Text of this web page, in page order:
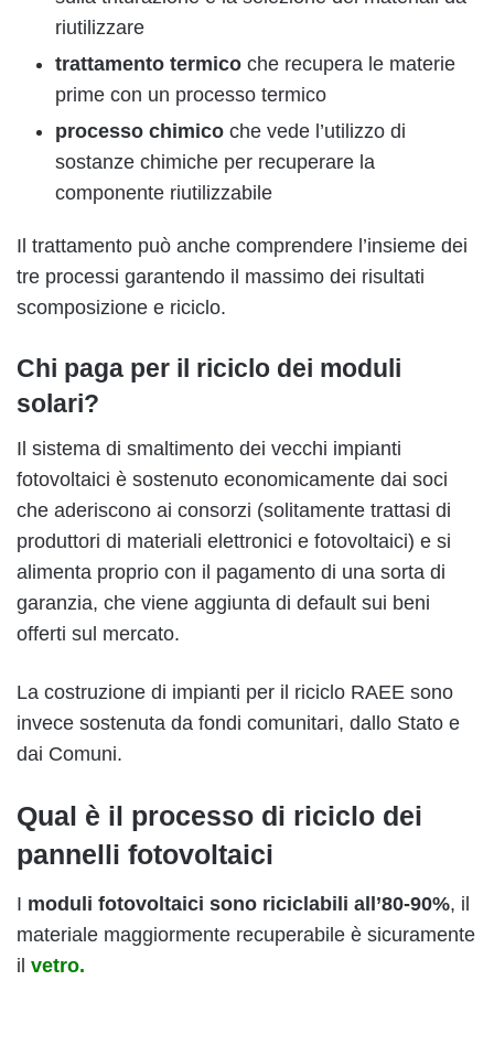
riutilizzare
trattamento termico che recupera le materie
prime con un processo termico
processo chimico che vede l’utilizzo di
sostanze chimiche per recuperare la
componente riutilizzabile
Il trattamento può anche comprendere l’insieme dei
tre processi garantendo il massimo dei risultati
scomposizione e riciclo.
Chi paga per il riciclo dei moduli
solari?
Il sistema di smaltimento dei vecchi impianti
fotovoltaici è sostenuto economicamente dai soci
che aderiscono ai consorzi (solitamente trattasi di
produttori di materiali elettronici e fotovoltaici) e si
alimenta proprio con il pagamento di una sorta di
garanzia, che viene aggiunta di default sui beni
offerti sul mercato.
La costruzione di impianti per il riciclo RAEE sono
invece sostenuta da fondi comunitari, dallo Stato e
dai Comuni.
Qual è il processo di riciclo dei
pannelli fotovoltaici
I moduli fotovoltaici sono riciclabili all’80-90%, il
materiale maggiormente recuperabile è sicuramente
il vetro.